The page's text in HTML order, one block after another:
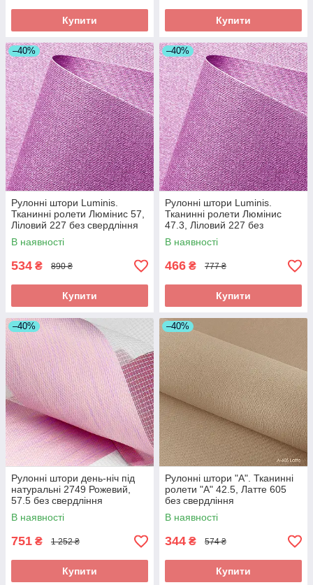
Купити Купити
–40%
Рулонні штори Luminis.
Тканинні ролети Люмінис 57,
Ліловий 227 без свердління
В наявності
534 ₴ 890 ₴
Купити
–40%
Рулонні штори Luminis.
Тканинні ролети Люмінис
47.3, Ліловий 227 без
свердління
В наявності
466 ₴ 777 ₴
Купити
–40%
Рулонні штори день-ніч під
натуральні 2749 Рожевий,
57.5 без свердління
В наявності
751 ₴ 1 252 ₴
Купити
–40%
Рулонні штори "A". Тканинні
ролети "А" 42.5, Латте 605
без свердління
В наявності
344 ₴ 574 ₴
Купити